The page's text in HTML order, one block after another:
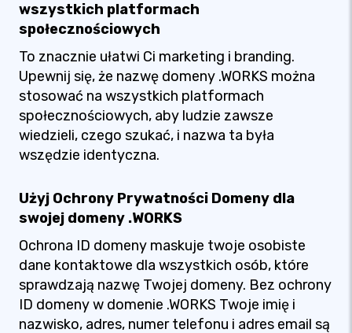
wszystkich platformach
społecznościowych
To znacznie ułatwi Ci marketing i branding.
Upewnij się, że nazwę domeny .WORKS można
stosować na wszystkich platformach
społecznościowych, aby ludzie zawsze
wiedzieli, czego szukać, i nazwa ta była
wszędzie identyczna.
Użyj Ochrony Prywatności Domeny dla
swojej domeny .WORKS
Ochrona ID domeny maskuje twoje osobiste
dane kontaktowe dla wszystkich osób, które
sprawdzają nazwę Twojej domeny. Bez ochrony
ID domeny w domenie .WORKS Twoje imię i
nazwisko, adres, numer telefonu i adres email są